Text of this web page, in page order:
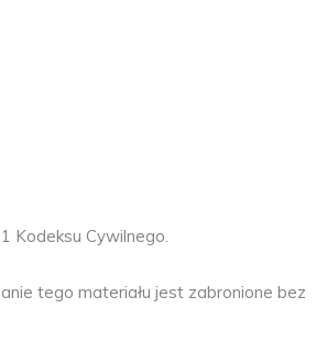
Kodeksu Cywilnego.
tego materiału jest zabronione bez